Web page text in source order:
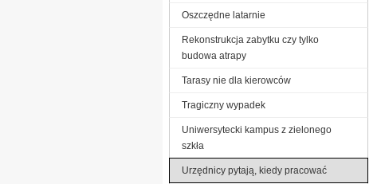
Oszczędne latarnie
Rekonstrukcja zabytku czy tylko
budowa atrapy
Tarasy nie dla kierowców
Tragiczny wypadek
Uniwersytecki kampus z zielonego
szkła
Urzędnicy pytają, kiedy pracować